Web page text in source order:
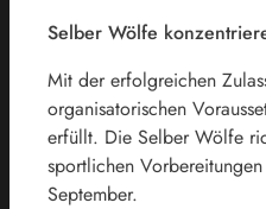
Selber Wölfe
Mit der erfolgreichen
organisatorischen
erfüllt. Die Selber Wölfe
sportlichen
September.